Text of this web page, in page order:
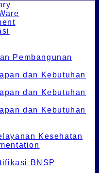
Pembangunan
dan Kebutuhan
dan Kebutuhan
dan Kebutuhan
Kesehatan
BNSP